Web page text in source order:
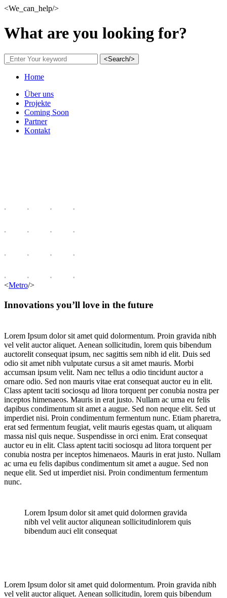
<We_can_help/>
What are you looking for?
<Search/>
Home
Über uns
Projekte
Coming Soon
Partner
Kontakt
<Metro/>
Innovations you’ll love in the future
Lorem Ipsum dolor sit amet quid dolormentum. Proin gravida nibh
vel velit auctor aliquet. Aenean sollicitudin, lorem quis bibendum
auctorelit consequat ipsum, nec sagittis sem nibh id elit. Duis sed
odio sit amet nibh vulputate cursus a sit amet mauris. Morbi
accumsan ipsum velit. Nam nec tellus a odio tincidunt auctor a
ornare odio. Sed non mauris vitae erat consequat auctor eu in elit.
Class aptent taciti sociosqu ad litora torquent per conubia nostra per
inceptos himenaeos. Mauris in erat justo. Nullam ac urna eu felis
dapibus condimentum sit amet a augue. Sed non neque elit. Sed ut
imperdiet nisi. Proin condimentum fermentum nunc. Etiam pharetra,
erat sed fermentum feugiat, velit mauris egestas quam, ut aliquam
massa nisl quis neque. Suspendisse in orci enim. Erat consequat
auctor eu in elit. Class aptent taciti sociosqu ad litora torquent per
conubia nostra per inceptos himenaeos. Mauris in erat justo. Nullam
ac urna eu felis dapibus condimentum sit amet a augue. Sed non
neque elit. Sed ut imperdiet nisi. Proin condimentum fermentum
nunc.
Lorem Ipsum dolor sit amet quid dolormen gravida
nibh vel velit auctor aliqunean sollicitudinlorem quis
bibendum auci elit consequat
Lorem Ipsum dolor sit amet quid dolormentum. Proin gravida nibh
vel velit auctor aliquet. Aenean sollicitudin, lorem quis bibendum